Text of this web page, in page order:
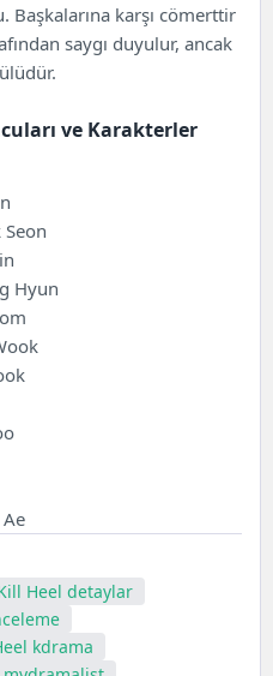
Başkalarına karşı cömerttir
saygı duyulur, ancak
ve Karakterler
Hyun
Heel detaylar
kdrama